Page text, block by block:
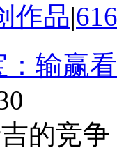
作品|
：输赢
的竞